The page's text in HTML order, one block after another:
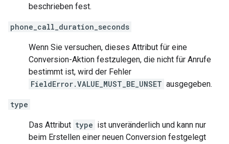
beschrieben fest.
phone_call_duration_seconds
Wenn Sie versuchen, dieses Attribut für eine
Conversion-Aktion festzulegen, die nicht für Anrufe
bestimmt ist, wird der Fehler
FieldError.VALUE_MUST_BE_UNSET ausgegeben.
type
Das Attribut type ist unveränderlich und kann nur
beim Erstellen einer neuen Conversion festgelegt